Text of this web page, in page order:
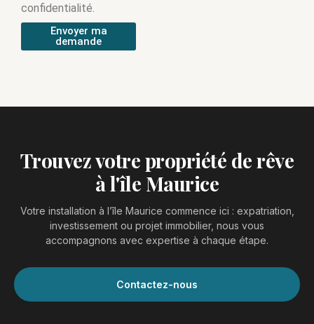
confidentialité.
Envoyer ma
demande
Trouvez votre propriété de rêve
à l'île Maurice
Votre installation à l’île Maurice commence ici : expatriation,
investissement ou projet immobilier, nous vous
accompagnons avec expertise à chaque étape.
Contactez-nous